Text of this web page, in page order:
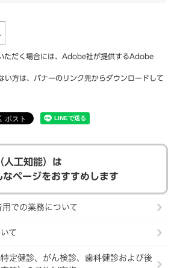
ただく場合には、Adobe社が提供するAdobe
方は、バナーのリンク先からダウンロードして
人工知能）は
なページをおすすめします
での業務について
て
定健診、がん検診、歯科健診および後